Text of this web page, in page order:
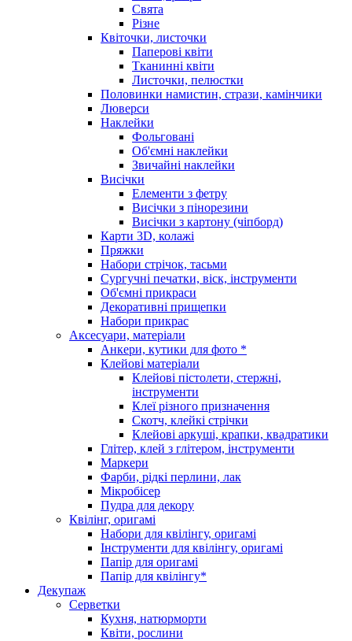
Свята
Різне
Квіточки, листочки
Паперові квіти
Тканинні квіти
Листочки, пелюстки
Половинки намистин, стрази, камінчики
Люверси
Наклейки
Фольговані
Об'ємні наклейки
Звичайні наклейки
Висічки
Елементи з фетру
Висічки з пінорезини
Висічки з картону (чіпборд)
Карти 3D, колажі
Пряжки
Набори стрічок, тасьми
Сургучні печатки, віск, інструменти
Об'ємні прикраси
Декоративні прищепки
Набори прикрас
Аксесуари, матеріали
Анкери, кутики для фото *
Клейові матеріали
Клейові пістолети, стержні,
інструменти
Клеї різного призначення
Скотч, клейкі стрічки
Клейові аркуші, крапки, квадратики
Глітер, клей з глітером, інструменти
Маркери
Фарби, рідкі перлини, лак
Мікробісер
Пудра для декору
Квілінг, оригамі
Набори для квілінгу, оригамі
Інструменти для квілінгу, оригамі
Папір для оригамі
Папір для квілінгу*
Декупаж
Серветки
Кухня, натюрморти
Квіти, рослини